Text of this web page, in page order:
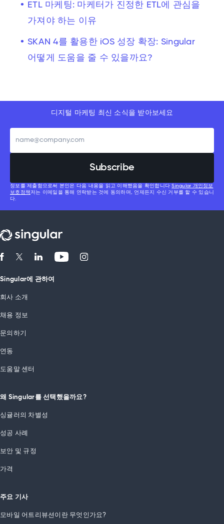
ETL 마케팅: 마케터가 진정한 ETL에 관심을
가져야 하는 이유
SKAN 4를 활용한 iOS 성장 확장: Singular
어떻게 도움을 줄 수 있을까요?
디지털 마케팅 최신 소식을 받아보세요
정보를 제출함으로써 본인은 다음 내용을 읽고 이해했음을 확인합니다Singular 개인정보
보호정책 저는 이메일을 통해 연락받는 것에 동의하며, 언제든지 수신 거부를 할 수 있습니
다.
Singular에 관하여
회사 소개
채용 정보
문의하기
연동
도움말 센터
왜 Singular를 선택했을까요?
싱귤러의 차별성
성공 사례
보안 및 규정
가격
주요 기사
모바일 어트리뷰션이란 무엇인가요?